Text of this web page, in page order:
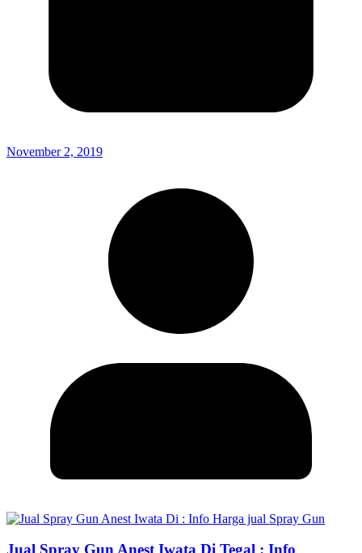
November 2, 2019
Jual Spray Gun Anest Iwata Di Tegal : Info